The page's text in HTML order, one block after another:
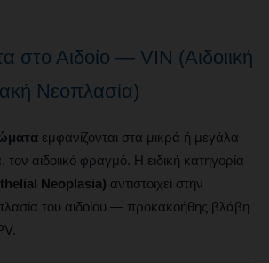
στο Αιδοίο — VIN (Αιδοιική
Νεοπλασία)
εμφανίζονται στα μικρά ή μεγάλα
τον αιδοιικό φραγμό. Η ειδική κατηγορία
Neoplasia) αντιστοιχεί στην
του αιδοίου — προκακοήθης βλάβη